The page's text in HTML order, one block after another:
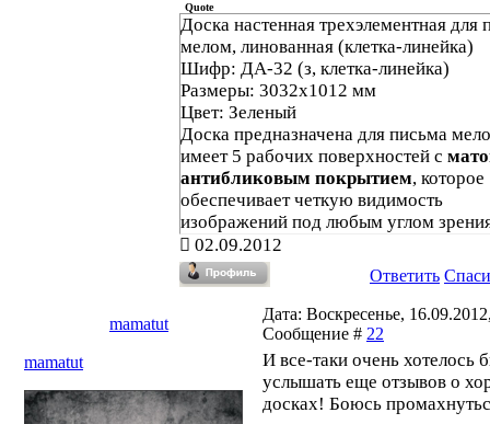
Quote
Доска настенная трехэлементная для
мелом, линованная (клетка-линейка)
Шифр: ДА-32 (з, клетка-линейка)
Размеры: 3032х1012 мм
Цвет: Зеленый
Доска предназначена для письма
имеет 5 рабочих поверхностей с
антибликовым покрытием, которое
обеспечивает четкую видимость
изображений под любым углом
Рабочая поверхность изготовлена из
стального эмалированного листа
благодаря чему имеет высокую
износоустойчивость и прочность.
Обрамлена алюминиевым профилем,
закрыты пластмассовыми
доски имеется лоток для мела.
основа доски даёт возможность
наглядных учебных пособий к
02.09.2012
Ответить
mamatut
Дата: Воскресенье,
Сообщение # 22
mamatut
И все-таки очень хотелось
услышать еще отзывов о
досках! Боюсь